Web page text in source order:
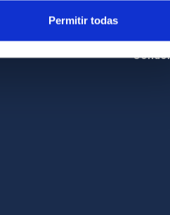
Permitir todas
Sede